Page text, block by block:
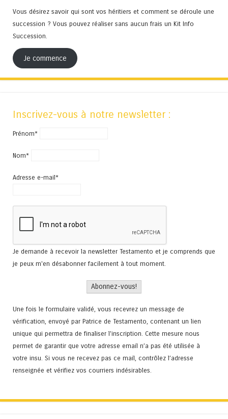
Vous désirez savoir qui sont vos héritiers et comment se déroule une
succession ? Vous pouvez réaliser sans aucun frais un Kit Info
Succession.
Je commence
Inscrivez-vous à notre newsletter :
Prénom*
Nom*
Adresse e-mail*
Je demande à recevoir la newsletter Testamento et je comprends que
je peux m'en désabonner facilement à tout moment.
Une fois le formulaire validé, vous recevrez un message de
vérification, envoyé par Patrice de Testamento, contenant un lien
unique qui permettra de finaliser l'inscription. Cette mesure nous
permet de garantir que votre adresse email n’a pas été utilisée à
votre insu. Si vous ne recevez pas ce mail, contrôlez l’adresse
renseignée et vérifiez vos courriers indésirables.